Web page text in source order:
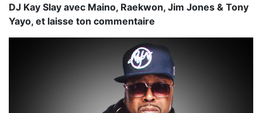
DJ Kay Slay avec Maino, Raekwon, Jim Jones & Tony
Yayo, et laisse ton commentaire